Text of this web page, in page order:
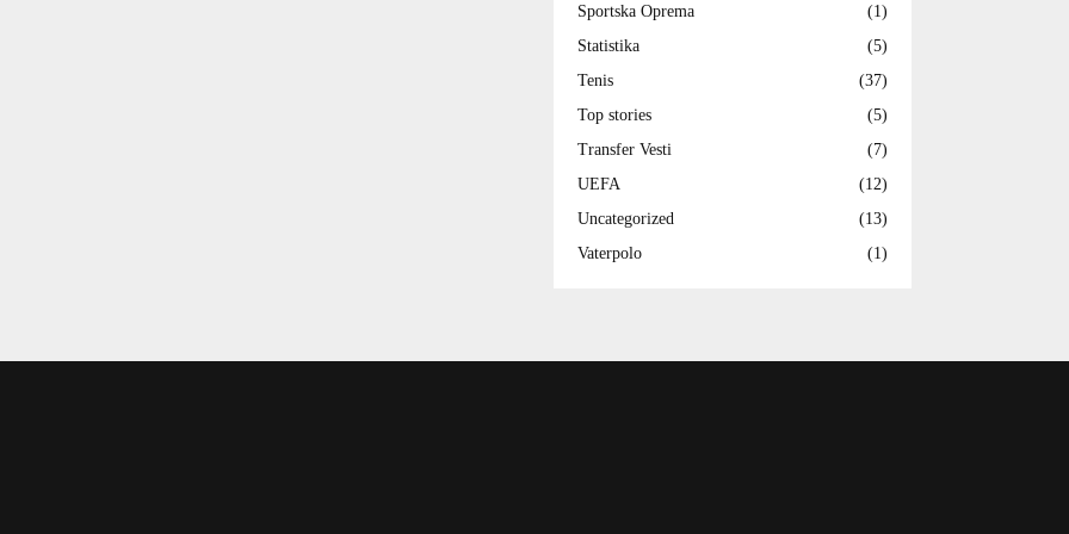
Sportska Oprema
(1)
Statistika
(5)
Tenis
(37)
Top stories
(5)
Transfer Vesti
(7)
UEFA
(12)
Uncategorized
(13)
Vaterpolo
(1)